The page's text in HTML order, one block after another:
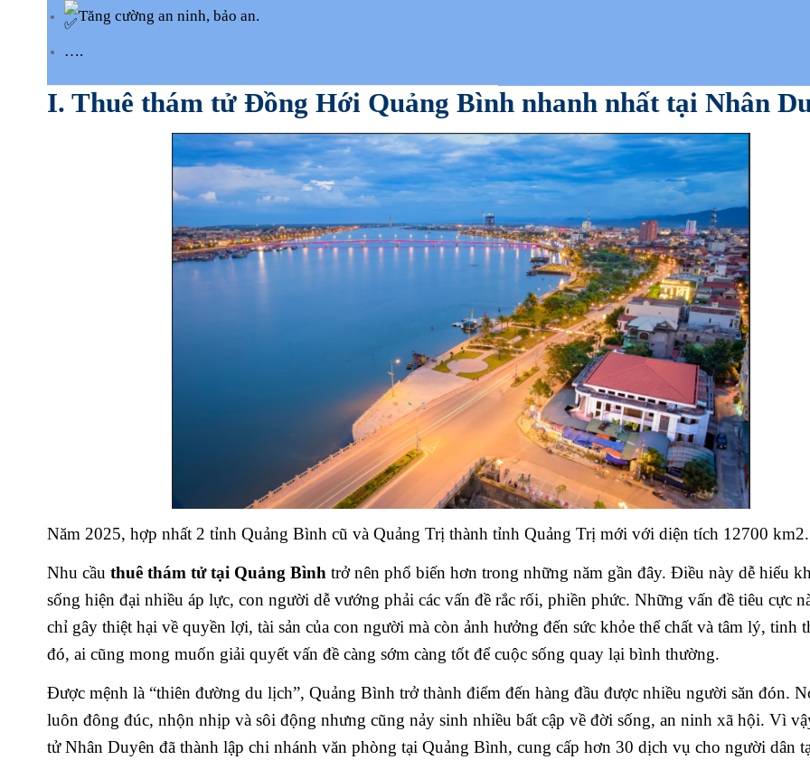
Tăng cường an ninh, bảo an.
….
I. Thuê thám tử Đồng Hới Quảng Bình nhanh nhất tại Nhân
Năm 2025, hợp nhất 2 tỉnh Quảng Bình cũ và Quảng Trị thành tỉnh Quảng Trị mới với diện tích 12700 km2.
Nhu cầu thuê thám tử tại Quảng Bình trở nên phổ biến hơn trong những năm gần đây. Điều này dễ hiểu
sống hiện đại nhiều áp lực, con người dễ vướng phải các vấn đề rắc rối, phiền phức. Những vấn đề tiêu cực
chỉ gây thiệt hại về quyền lợi, tài sản của con người mà còn ảnh hưởng đến sức khỏe thể chất và tâm lý, tinh
đó, ai cũng mong muốn giải quyết vấn đề càng sớm càng tốt để cuộc sống quay lại bình thường.
Được mệnh là “thiên đường du lịch”, Quảng Bình trở thành điểm đến hàng đầu được nhiều người săn đón.
luôn đông đúc, nhộn nhịp và sôi động nhưng cũng nảy sinh nhiều bất cập về đời sống, an ninh xã hội. Vì
tử Nhân Duyên đã thành lập chi nhánh văn phòng tại Quảng Bình, cung cấp hơn 30 dịch vụ cho người dân